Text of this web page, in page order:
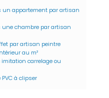
un appartement par artisan
une chambre par artisan
par artisan peintre
au m²
carrelage ou
à clipser